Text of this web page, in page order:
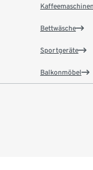
Kaffeemaschinen
Bettwäsche
Sportgeräte
Balkonmöbel